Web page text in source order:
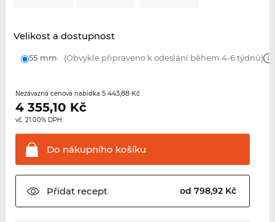
Velikost a dostupnost
55 mm (Obvykle připraveno k odeslání během 4-6 týdnů)
Nezávazná cenová nabídka 5 443,88 Kč
4 355,10 Kč
vč. 21.00% DPH.
Do nákupního košíku
Přidatrecept od 798,92 Kč